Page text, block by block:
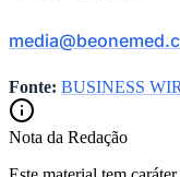
Juventude
Fonte: BUSINESS
Nota da Redação